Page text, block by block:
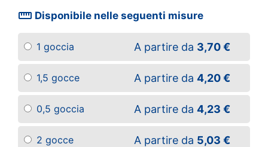
straighten Disponibile nelle seguenti misure
1 goccia A partire da 3,70 €
1,5 gocce A partire da 4,20 €
0,5 goccia A partire da 4,23 €
2 gocce A partire da 5,03 €